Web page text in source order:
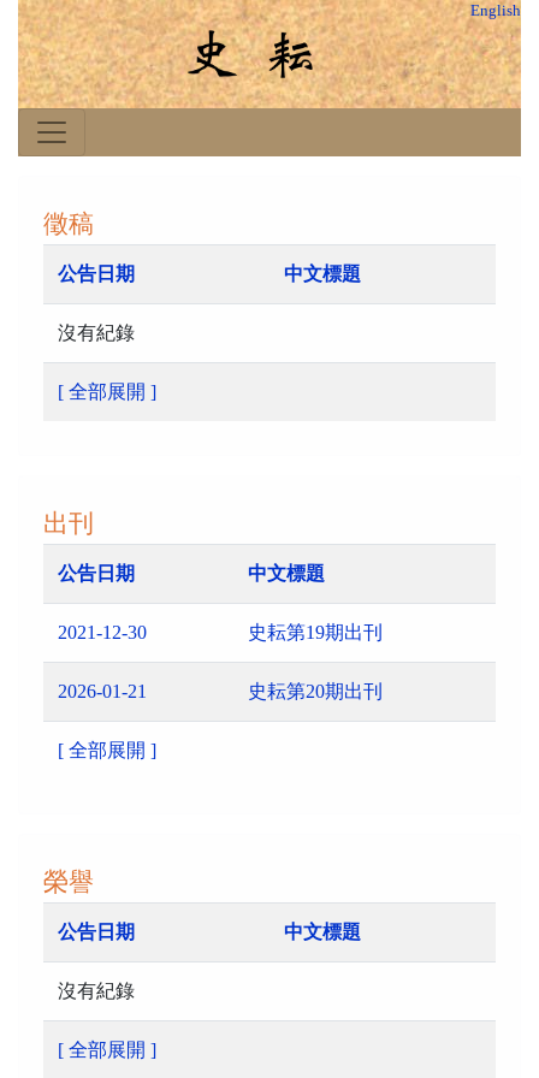
English
徵稿
公告日期 中文標題
沒有紀錄
[ 全部展開 ]
出刊
公告日期 中文標題
2021-12-30 史耘第19期出刊
2026-01-21 史耘第20期出刊
[ 全部展開 ]
榮譽
公告日期 中文標題
沒有紀錄
[ 全部展開 ]